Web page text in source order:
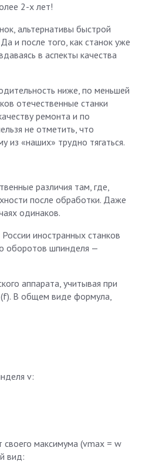
2-х лет!
альтернативы быстрой
и после того, как станок уже
в аспекты качества
ниже, по меньшей
отечественные станки
ремонта и по
не отметить, что
«наших» трудно тягаться.
различия там, где,
после обработки. Даже
одинаков.
иностранных станков
оборотов шпинделя —
аппарата, учитывая при
(f). В общем виде формула,
v:
своего максимума (vmax = w
вид: